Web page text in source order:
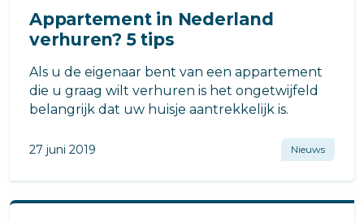
Appartement in Nederland
verhuren? 5 tips
Als u de eigenaar bent van een appartement
die u graag wilt verhuren is het ongetwijfeld
belangrijk dat uw huisje aantrekkelijk is.
27 juni 2019 Nieuws